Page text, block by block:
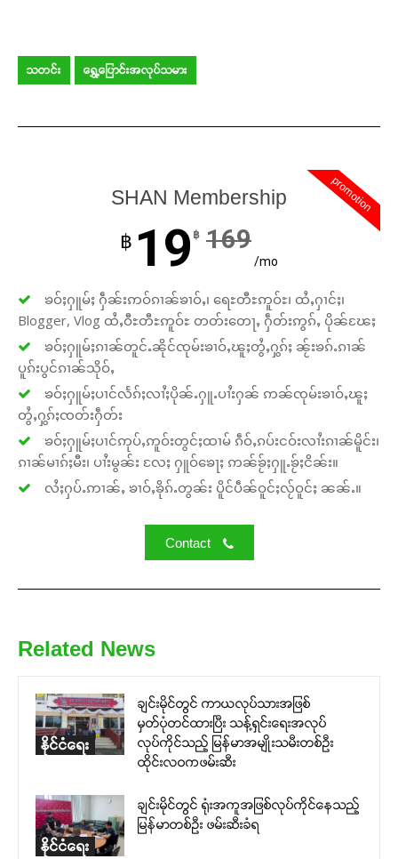
သတင်း ရွှေ့ပြောင်းအလုပ်သမား
promotion
SHAN Membership
฿ 19 ฿ 169
/mo
ၶဝ်ႈႁူမ်ႈ ႁဵၼ်းဢဝ်ၵၢၼ်ၶၢဝ်ႇ၊ ရေႊတီႊဢူဝ်ႊ၊ ထႆႇႁၢင်ႈ၊
Blogger, Vlog ထႆႇဝီႊတီႊဢူဝ်ႊ တတ်းတေႃႇ ႁဵတ်းဢွၵ်ႇ ပိုၼ်ၽႄႈ
ၶဝ်ႈႁူမ်ႈၵၢၼ်တူင်ႉၼိုင်ၸုမ်းၶၢဝ်ႇၽူႈတွႆႇႁွၵ်ႈ ၼႂ်းၶၵ်ႉၵၢၼ်
ပူၵ်းပွင်ၵၢၼ်သိုဝ်ႇ
ၶဝ်ႈႁူမ်ႈပၢင်လႅၵ်ႈလၢႆႈပိုၼ်ႉႁူႉပၢႆးႁၼ် ဢၼ်ၸုမ်းၶၢဝ်ႇၽူႈ
တွႆႇႁွၵ်ႈၸတ်းႁဵတ်း
ၶဝ်ႈႁူမ်ႈပၢင်ဢုပ်ႇဢူဝ်းတွင်ႈထၢမ် ၵဵဝ်ႇၵပ်းငဝ်းလၢႆးၵၢၼ်မိူင်း၊
ၵၢၼ်မၢၵ်ႈမီး၊ ပၢႆးမွၼ်း လႄႈ ႁူဝ်ၶေႃႈ ဢၼ်ၶႂ်ႈႁူႉၶႂ်ႈငိၼ်း။
လႆႈႁပ်ႉဢၢၼ်ႇ ၶၢဝ်ႇၶိုၵ်ႉတွၼ်း ပိူင်ပဵၼ်ဝူင်ႈလႂ်ဝူင်ႈ ၼၼ်ႉ။
Contact
Related News
နိုင်ငံရေး
ချင်းမိုင်တွင် ကာယလုပ်သားအဖြစ်
မှတ်ပုံတင်ထားပြီး သန့်ရှင်းရေးအလုပ်
လုပ်ကိုင်သည့် မြန်မာအမျိုးသမီးတစ်ဦး
ထိုင်းလဝကဖမ်းဆီး
နိုင်ငံရေး
ချင်းမိုင်တွင် ရုံးအကူအဖြစ်လုပ်ကိုင်နေသည့်
မြန်မာတစ်ဦး ဖမ်းဆီးခံရ